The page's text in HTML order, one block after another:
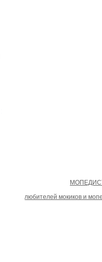
любителей мокиков и